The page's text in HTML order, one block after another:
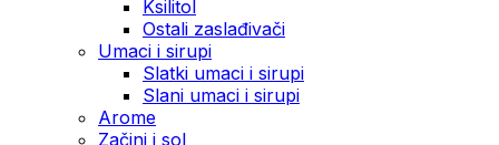
Ksilitol
Ostali zaslađivači
Umaci i sirupi
Slatki umaci i sirupi
Slani umaci i sirupi
Arome
Začini i sol